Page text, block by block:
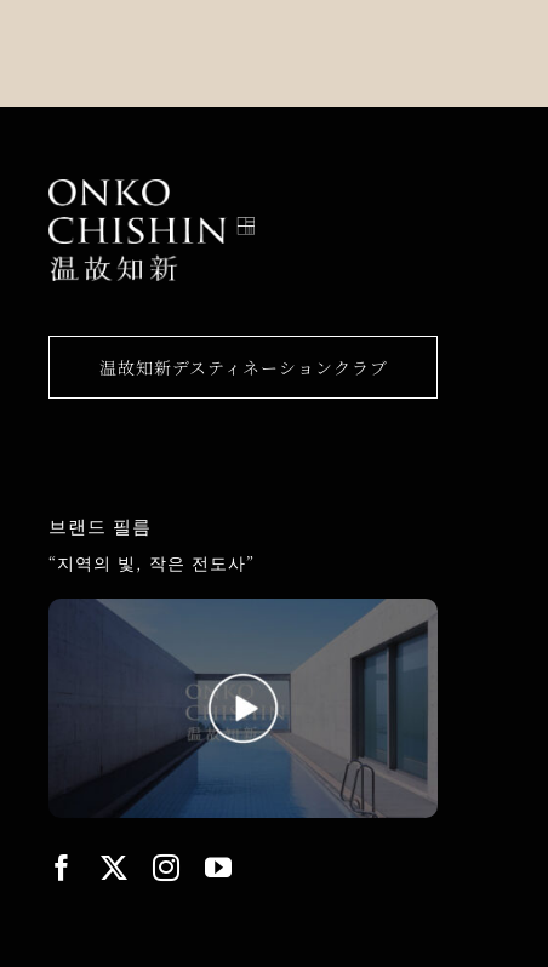
温故知新デスティネーションクラブ
브랜드 필름
“지역의 빛, 작은 전도사”